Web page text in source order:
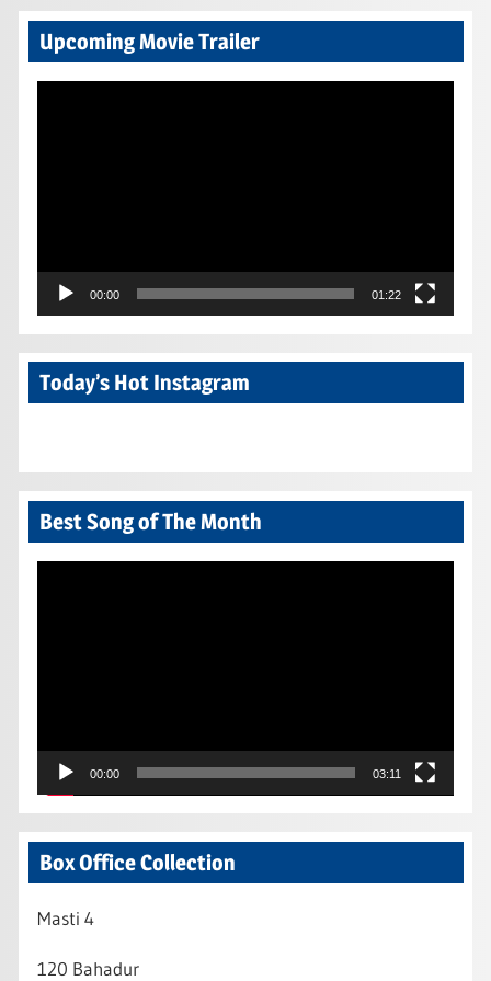
Upcoming Movie Trailer
00:00 01:22
Today’s Hot Instagram
Best Song of The Month
00:00 03:11
Box Office Collection
Masti 4
120 Bahadur